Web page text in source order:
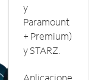
y
Paramount
+ Premium)
y STARZ.
Aplicacione